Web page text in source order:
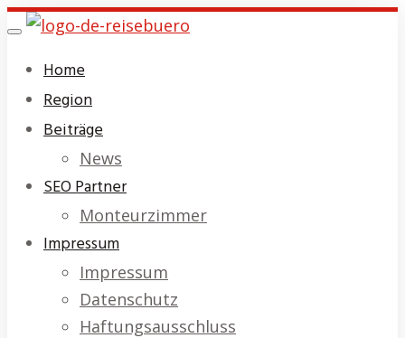
Skip
main
content
Toggle
Home
Region
Beiträge
News
SEO Partner
Monteurzimmer
Impressum
Impressum
Datenschutz
Haftungsausschluss